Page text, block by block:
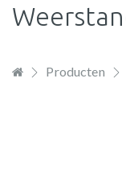
Producten